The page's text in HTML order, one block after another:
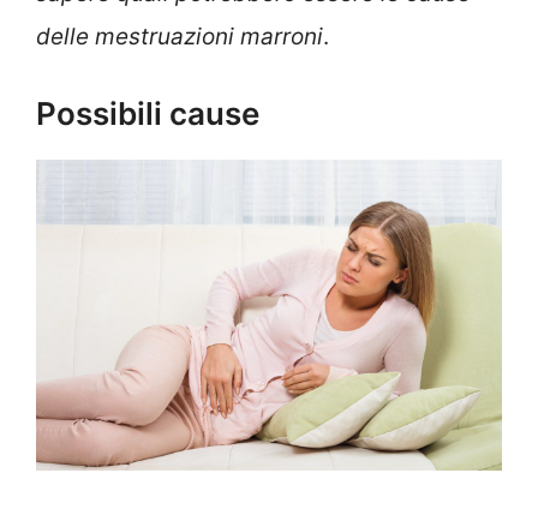
delle mestruazioni marroni.
Possibili cause